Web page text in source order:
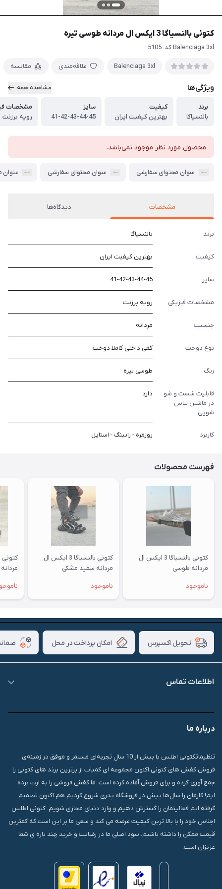
کتونی بالنسیاگا 3 ایکس ال مردانه طوسی تیره
Balenciaga 3xl کد: 5105
Balenciaga 3xl علاقه‌مندی مقایسه
ویژگی‌ها مشاهده همه
برند
بالنسیاگا
کیفیت
بهترین کیفیت ایران
سایز
41-42-43-44-45
مشخصات
رویه برزنت
محصول مورد نظر موجود نمی‌باشد.
عنوان محتوای سفارشی عنوان محتوای سفارشی عنوان
مشخصات دیدگاه‌ها
برند بالنسیاگا
کیفیت بهترین کیفیت ایران
سایز 41-42-43-44-45
مشخصات فیزیکی رویه برزنت
جنسیت مردانه
نوع دوخت کفی داخلی کاملا دوخت
رنگ طوسی تیره
قابلیت شست و شو
در ماشین لباس
شویی
دارد
کاربرد روزمره - رانینگ - استایل
فهرست محصولات
کتونی بالنسیاگا 3 ایکس ال
مردانه طوسی
ناموجود
کتونی بالنسیاگا 3 ایکس ال
مردانه سفید مشکی
ناموجود
تحویل اکسپرس امکان پرداخت در محل
اطلاعات تماس
درباره ما
تنظیماتکتونی اطلس با بیش از 10 سال تجربه‌ای مستمر و موفق در زمینه‌ی
فروش کفش های کتونی،اکنون مجموعه ای کمیاب از برترین برند های کتونی را
جمع آوری کرده و برای فروش آماده کرده است. ما کفش فروشی را به ارث برده
ایم! کارمان را سال‌ها پیش در فروشگاه پدری شروع کردیم.هم اکنون تصمیم
گرفته ایم فعالیتمان را گسترش دهیم و وارد دنیای مجازی شویم. کتونی اطلس
اجناس خود را با بالا ترین کیفیت عرضه می کند و سعی ما بر این است که کمترین
قیمت ممکن را داشته باشیم. سود اصلی ما در رضایت و خرید چند باره ی شما
عزیزان است.